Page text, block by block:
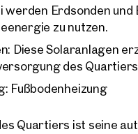
werden Erdsonden
zu nutzen.
Diese Solaranlagen
des
Fußbodenheizung
Quartiers ist seine
Anrede
Bitte
Sagen
über
Wie